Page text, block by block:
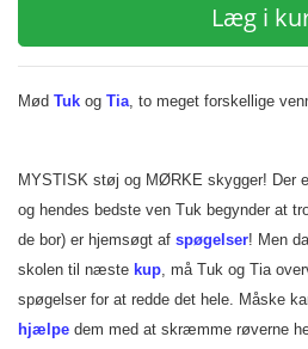
Læg i
Mød Tuk og Tia, to meget forskellige
MYSTISK støj og MØRKE skygger! Der
og hendes bedste ven Tuk begynder at
de bor) er hjemsøgt af spøgelser! Men
skolen til næste kup, må Tuk og Tia
spøgelser for at redde det hele. Måske
hjælpe dem med at skræmme røverne